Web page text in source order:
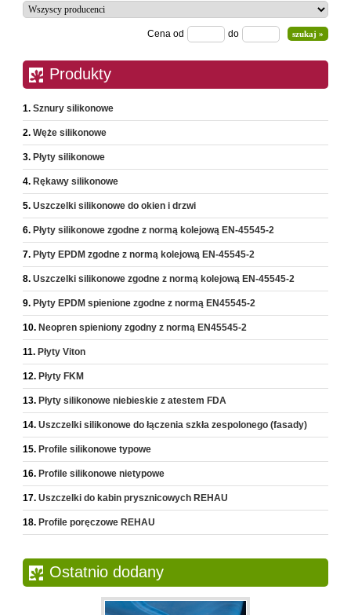
Cena od do
Produkty
Sznury silikonowe
Węże silikonowe
Płyty silikonowe
Rękawy silikonowe
Uszczelki silikonowe do okien i drzwi
Płyty silikonowe zgodne z normą kolejową EN-45545-2
Płyty EPDM zgodne z normą kolejową EN-45545-2
Uszczelki silikonowe zgodne z normą kolejową EN-45545-2
Płyty EPDM spienione zgodne z normą EN45545-2
Neopren spieniony zgodny z normą EN45545-2
Płyty Viton
Płyty FKM
Płyty silikonowe niebieskie z atestem FDA
Uszczelki silikonowe do łączenia szkła zespolonego (fasady)
Profile silikonowe typowe
Profile silikonowe nietypowe
Uszczelki do kabin prysznicowych REHAU
Profile poręczowe REHAU
Ostatnio dodany